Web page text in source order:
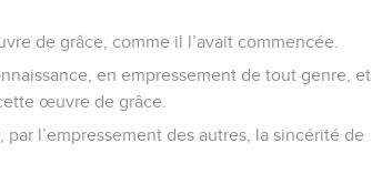
de grâce, comme il l’avait commencée.
en empressement de tout genre, et
œuvre de grâce.
l’empressement des autres, la sincérité de